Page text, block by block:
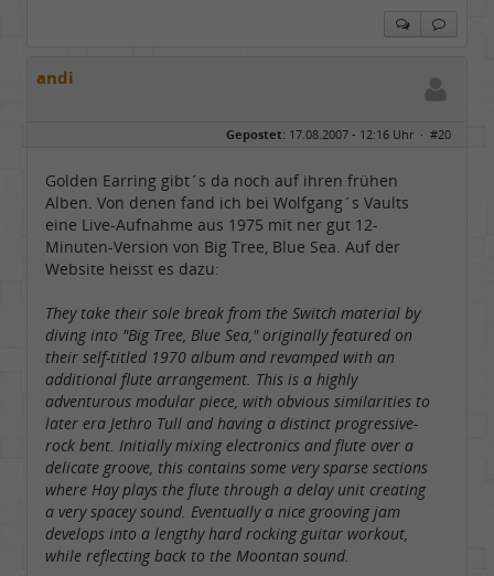
andi
Gepostet: 17.08.2007 - 12:16 Uhr · #20
Golden Earring gibt´s da noch auf ihren frühen
Alben. Von denen fand ich bei Wolfgang´s Vaults
eine Live-Aufnahme aus 1975 mit ner gut 12-
Minuten-Version von Big Tree, Blue Sea. Auf der
Website heisst es dazu:
They take their sole break from the Switch material by
diving into "Big Tree, Blue Sea," originally featured on
their self-titled 1970 album and revamped with an
additional flute arrangement. This is a highly
adventurous modular piece, with obvious similarities to
later era Jethro Tull and having a distinct progressive-
rock bent. Initially mixing electronics and flute over a
delicate groove, this contains some very sparse sections
where Hay plays the flute through a delay unit creating
a very spacey sound. Eventually a nice grooving jam
develops into a lengthy hard rocking guitar workout,
while reflecting back to the Moontan sound.